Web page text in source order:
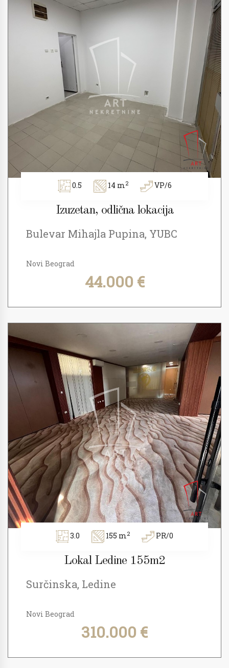
0.5 14 m2 VP/6
Izuzetan, odlična lokacija
Bulevar Mihajla Pupina, YUBC
Novi Beograd
44.000 €
3.0 155 m2 PR/0
Lokal Ledine 155m2
Surčinska, Ledine
Novi Beograd
310.000 €